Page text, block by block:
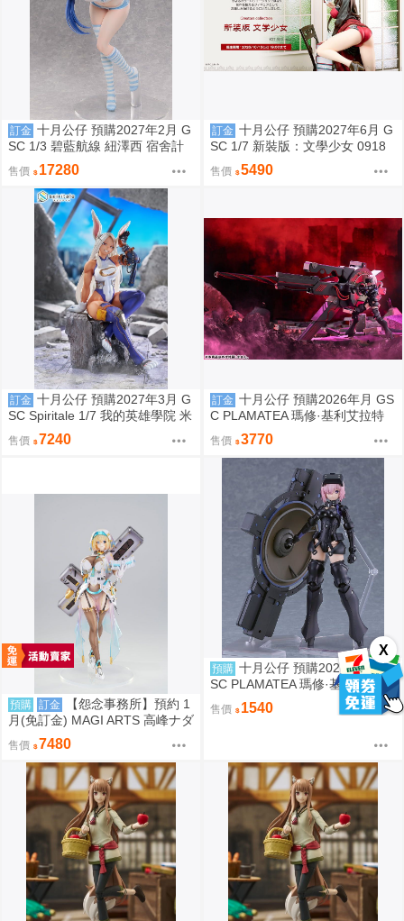
X
訂金 十月公仔 預購2027年2月 G
SC 1/3 碧藍航線 紐澤西 宿舍計
劃Ver 0918
售價 17280
訂金 十月公仔 預購2027年6月 G
SC 1/7 新裝版：文學少女 0918
售價 5490
訂金 十月公仔 預購2027年3月 G
SC Spiritale 1/7 我的英雄學院 米
爾科 Rabbit 0817
售價 7240
訂金 十月公仔 預購2026年月 GS
C PLAMATEA 瑪修·基利艾拉特
[奧特瑙斯] Black Barrel Edition
組裝模型 0924
售價 3770
預購 訂金
【怨念事務所】預約 1
月(免訂金) MAGI ARTS 高峰ナダ
レ 兔女郎服裝計畫 索菲亞 機甲
修女 1/6 亮色特別版 1004
售價 7480
預購 十月公仔 預購2027年4月 G
SC PLAMATEA 瑪修·基利艾拉特
[奧特瑙斯]組裝模型 0924
售價 1540